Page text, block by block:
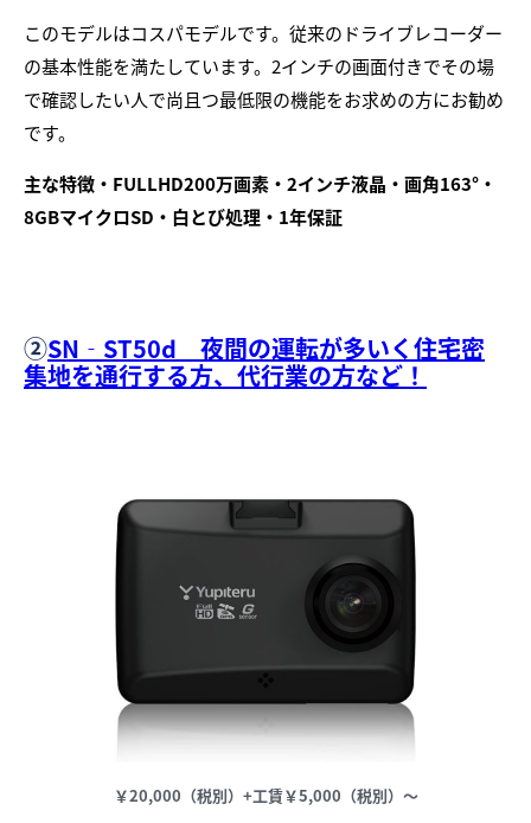
このモデルはコスパモデルです。従来のドライブレコーダー
の基本性能を満たしています。2インチの画面付きでその場
で確認したい人で尚且つ最低限の機能をお求めの方にお勧め
です。
主な特徴・FULLHD200万画素・2インチ液晶・画角163°・
8GBマイクロSD・白とび処理・1年保証
②SN‐ST50d 夜間の運転が多いく住宅密
集地を通行する方、代行業の方など！
￥20,000（税別）+工賃￥5,000（税別）～